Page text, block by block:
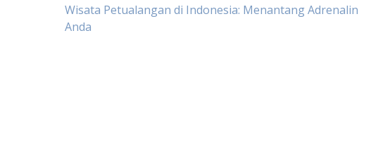
Post
Wisata Petualangan di Indonesia: Menantang Adrenalin
Anda